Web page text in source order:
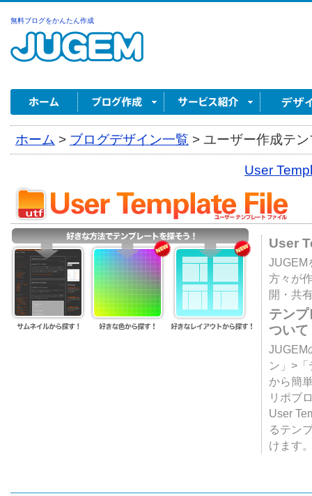
無料ブログをかんたん作成
ホーム > ブログデザイン一覧 > ユーザー作成テ
User
User
JUGEM
方々が
開・共
テン
ついて
JUGEM
ン」>
から簡
リポブ
User
るテン
けます